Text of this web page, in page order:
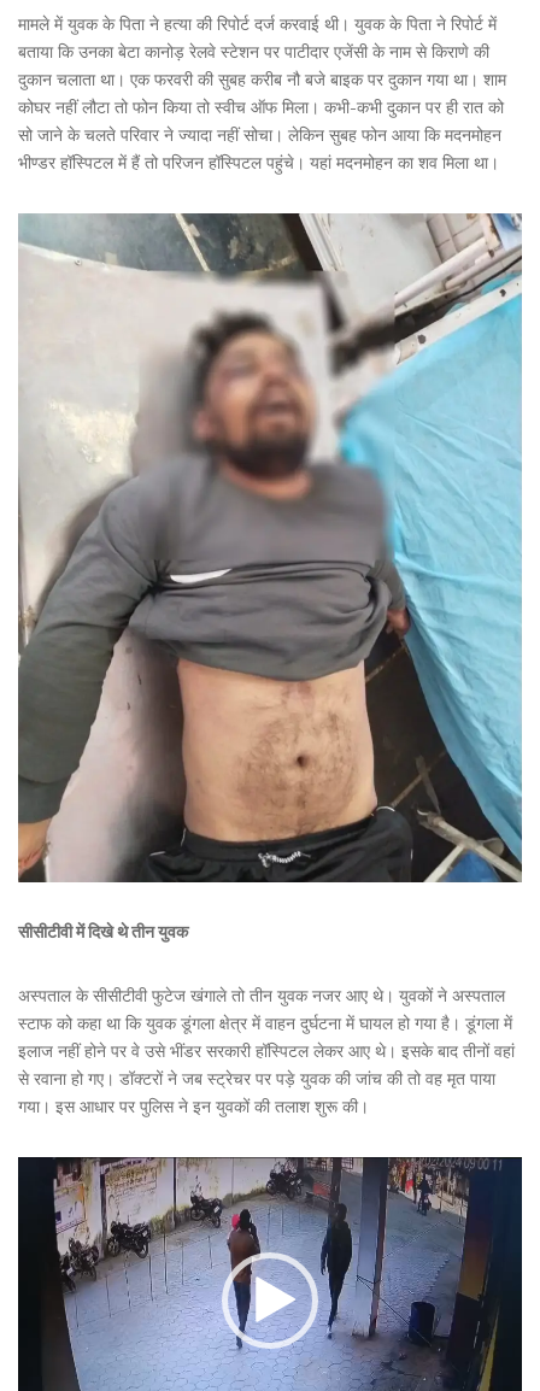
मामले में युवक के पिता ने हत्या की रिपोर्ट दर्ज करवाई थी। युवक के पिता ने रिपोर्ट में
बताया कि उनका बेटा कानोड़ रेलवे स्टेशन पर पाटीदार एजेंसी के नाम से किराणे की
दुकान चलाता था। एक फरवरी की सुबह करीब नौ बजे बाइक पर दुकान गया था। शाम
कोघर नहीं लौटा तो फोन किया तो स्वीच ऑफ मिला। कभी-कभी दुकान पर ही रात को
सो जाने के चलते परिवार ने ज्यादा नहीं सोचा। लेकिन सुबह फोन आया कि मदनमोहन
भीण्डर हॉस्पिटल में हैं तो परिजन हॉस्पिटल पहुंचे। यहां मदनमोहन का शव मिला था।
सीसीटीवी में दिखे थे तीन युवक
अस्पताल के सीसीटीवी फुटेज खंगाले तो तीन युवक नजर आए थे। युवकों ने अस्पताल
स्टाफ को कहा था कि युवक डूंगला क्षेत्र में वाहन दुर्घटना में घायल हो गया है। डूंगला में
इलाज नहीं होने पर वे उसे भींडर सरकारी हॉस्पिटल लेकर आए थे। इसके बाद तीनों वहां
से रवाना हो गए। डॉक्टरों ने जब स्ट्रेचर पर पड़े युवक की जांच की तो वह मृत पाया
गया। इस आधार पर पुलिस ने इन युवकों की तलाश शुरू की।
Video
Player